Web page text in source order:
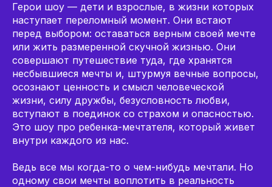
Герои шоу — дети и взрослые, в жизни которых
наступает переломный момент. Они встают
перед выбором: оставаться верным своей мечте
или жить размеренной скучной жизнью. Они
совершают путешествие туда, где хранятся
несбывшиеся мечты и, штурмуя вечные вопросы,
осознают ценность и смысл человеческой
жизни, силу дружбы, безусловность любви,
вступают в поединок со страхом и опасностью.
Это шоу про ребенка-мечтателя, который живет
внутри каждого из нас.
Ведь все мы когда-то о чем-нибудь мечтали. Но
одному свои мечты воплотить в реальность